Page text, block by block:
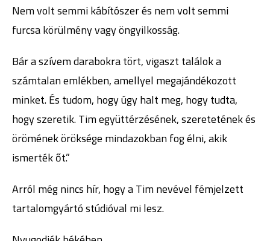
Nem volt semmi kábítószer és nem volt semmi
furcsa körülmény vagy öngyilkosság.
Bár a szívem darabokra tört, vigaszt találok a
számtalan emlékben, amellyel megajándékozott
minket. És tudom, hogy úgy halt meg, hogy tudta,
hogy szeretik. Tim együttérzésének, szeretetének és
örömének öröksége mindazokban fog élni, akik
ismerték őt.”
Arról még nincs hír, hogy a Tim nevével fémjelzett
tartalomgyártó stúdióval mi lesz.